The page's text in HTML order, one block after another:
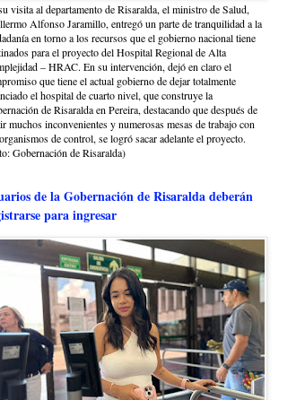
visita al departamento de Risaralda, el ministro de Salud,
Alfonso Jaramillo, entregó un parte de tranquilidad a la
en torno a los recursos que el gobierno nacional tiene
para el proyecto del Hospital Regional de Alta
– HRAC. En su intervención, dejó en claro el
que tiene el actual gobierno de dejar totalmente
el hospital de cuarto nivel, que construye la
de Risaralda en Pereira, destacando que después de
muchos inconvenientes y numerosas mesas de trabajo con
de control, se logró sacar adelante el proyecto.
Gobernación de Risaralda)
de la Gobernación de Risaralda deberán
para ingresar